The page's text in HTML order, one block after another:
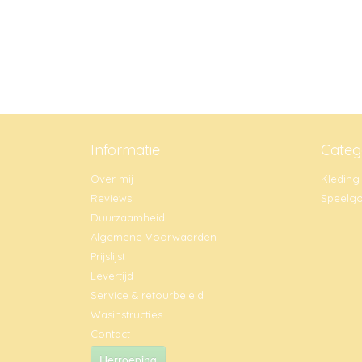
Informatie
Over mij
Reviews
Duurzaamheid
Algemene Voorwaarden
Prijslijst
Levertijd
Service & retourbeleid
Wasinstructies
Contact
Kleding